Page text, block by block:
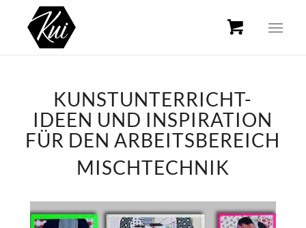
KUNSTUNTERRICHT-
IDEEN UND INSPIRATION
FÜR DEN ARBEITSBEREICH
MISCHTECHNIK